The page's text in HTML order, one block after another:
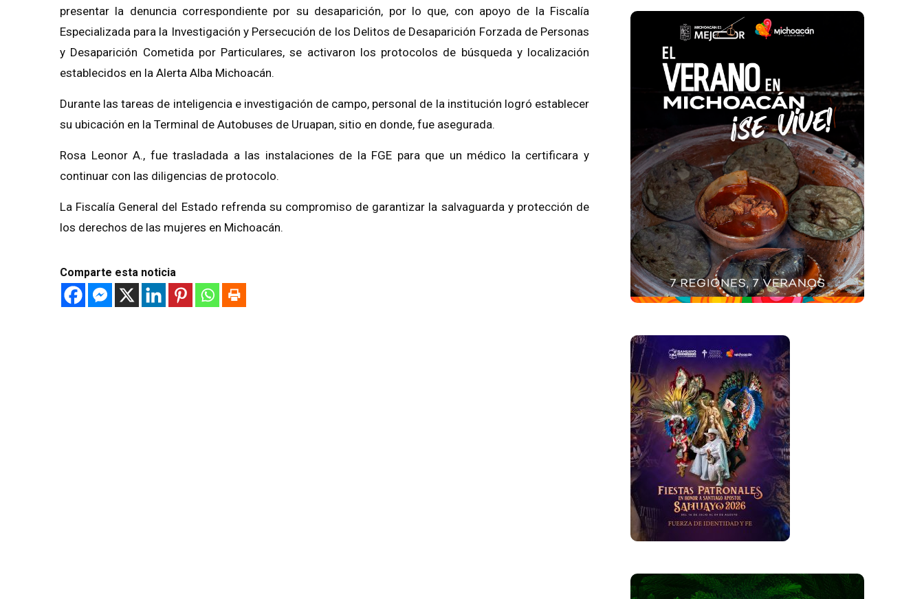
presentar la denuncia correspondiente por su desaparición, por lo que, con apoyo de la Fiscalía
Especializada para la Investigación y Persecución de los Delitos de Desaparición Forzada de Personas
y Desaparición Cometida por Particulares, se activaron los protocolos de búsqueda y localización
establecidos en la Alerta Alba Michoacán.
Durante las tareas de inteligencia e investigación de campo, personal de la institución logró establecer
su ubicación en la Terminal de Autobuses de Uruapan, sitio en donde, fue asegurada.
Rosa Leonor A., fue trasladada a las instalaciones de la FGE para que un médico la certificara y
continuar con las diligencias de protocolo.
La Fiscalía General del Estado refrenda su compromiso de garantizar la salvaguarda y protección de
los derechos de las mujeres en Michoacán.
Comparte esta noticia